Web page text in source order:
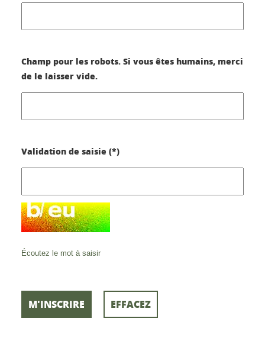
Champ pour les robots. Si vous êtes humains, merci
de le laisser vide.
Validation de saisie (*)
Écoutez le mot à saisir